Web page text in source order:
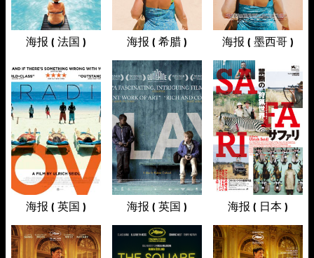
海报 ( 法国 ) 海报 ( 希腊 ) 海报 ( 墨西哥 )
海报 ( 英国 ) 海报 ( 英国 ) 海报 ( 日本 )